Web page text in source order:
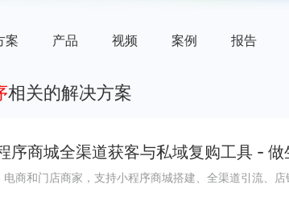
案 产品 视频 案例 报告
相关的解决方案
序商城全渠道获客与私域复购工具 -
商和门店商家，支持小程序商城搭建、全渠道引流、